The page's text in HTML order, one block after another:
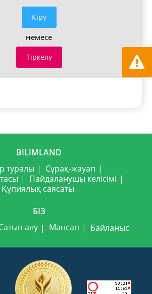
Кiру
немесе
Тіркелу
BILIMLAND
туралы
Сұрақ-жауап
Пайдаланушы келісімі
Құпиялық саясаты
БІЗ
алу Мансап Байланыс